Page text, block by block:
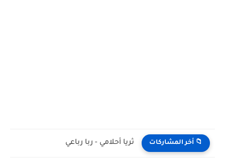
📁 أخر المشاركات ثريا أحلامي - ربا رباعي